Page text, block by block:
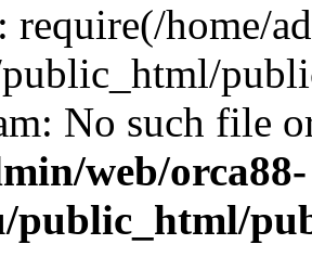
: require(/home/
No such file
web/orca88-
public_html/